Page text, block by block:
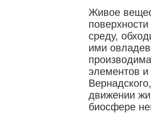
Живое
среду,
ими
элементов
движении
биосфере